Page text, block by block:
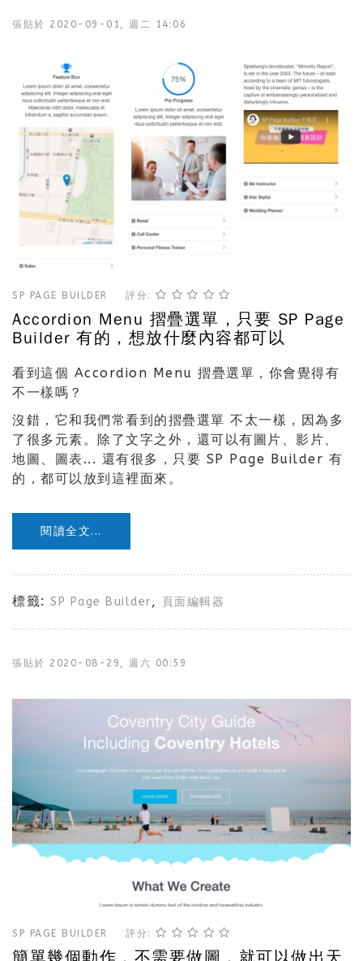
張貼於 2020-09-01, 週二 14:06
SP PAGE BUILDER
張貼於 2020-08-29, 週六 00:59
評分:
Accordion Menu 摺疊選單，只要 SP Page
Builder 有的，想放什麼內容都可以
看到這個 Accordion Menu 摺疊選單，你會覺得有
不一樣嗎？
沒錯，它和我們常看到的摺疊選單 不太一樣，因為多
了很多元素。除了文字之外，還可以有圖片、影片、
地圖、圖表... 還有很多，只要 SP Page Builder 有
的，都可以放到這裡面來。
閱讀全文...
標籤: SP Page Builder , 頁面編輯器
SP PAGE BUILDER 評分: